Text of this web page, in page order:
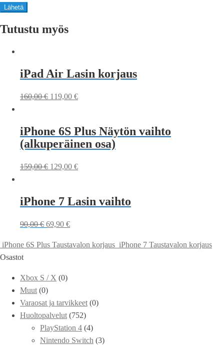
Tutustu myös
iPad Air Lasin korjaus
160,00€ 119,00 €
iPhone 6S Plus Näytön vaihto
(alkuperäinen osa)
159,00€ 129,00 €
iPhone 7 Lasin vaihto
90,00€ 69,90 €
iPhone 6S Plus Taustavalon korjaus iPhone 7 Taustavalon korjaus
Osastot
Xbox S / X (0)
Muut (0)
Varaosat ja tarvikkeet (0)
Huoltopalvelut (752)
PlayStation 4 (4)
Nintendo Switch (3)